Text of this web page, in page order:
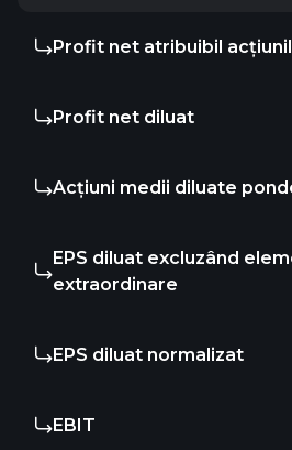
Profit net atribuibil
Profit net diluat
Acțiuni medii diluate
EPS diluat excluzând
extraordinare
EPS diluat normalizat
EBIT